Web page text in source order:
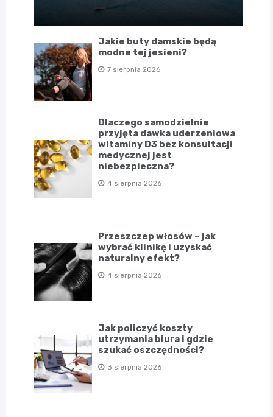
Jakie buty damskie będą
modne tej jesieni?
7 sierpnia 2026
Dlaczego samodzielnie
przyjęta dawka uderzeniowa
witaminy D3 bez konsultacji
medycznej jest
niebezpieczna?
4 sierpnia 2026
Przeszczep włosów – jak
wybrać klinikę i uzyskać
naturalny efekt?
4 sierpnia 2026
Jak policzyć koszty
utrzymania biura i gdzie
szukać oszczędności?
3 sierpnia 2026